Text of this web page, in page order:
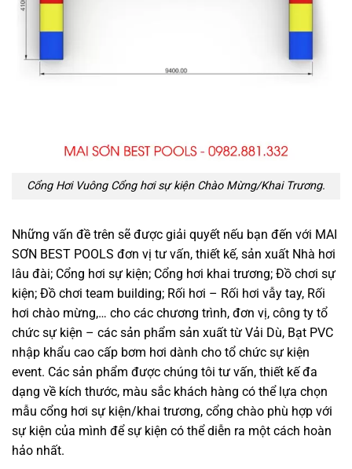
Cổng Hơi Vuông Cổng hơi sự kiện Chào Mừng/Khai Trương.
Những vấn đề trên sẽ được giải quyết nếu bạn đến với MAI
SƠN BEST POOLS đơn vị tư vấn, thiết kế, sản xuất Nhà hơi
lâu đài; Cổng hơi sự kiện; Cổng hơi khai trương; Đồ chơi sự
kiện; Đồ chơi team building; Rối hơi – Rối hơi vẫy tay, Rối
hơi chào mừng,… cho các chương trình, đơn vị, công ty tổ
chức sự kiện – các sản phẩm sản xuất từ Vải Dù, Bạt PVC
nhập khẩu cao cấp bơm hơi dành cho tổ chức sự kiện
event. Các sản phẩm được chúng tôi tư vấn, thiết kế đa
dạng về kích thước, màu sắc khách hàng có thể lựa chọn
mẫu cổng hơi sự kiện/khai trương, cổng chào phù hợp với
sự kiện của mình để sự kiện có thể diễn ra một cách hoàn
hảo nhất.